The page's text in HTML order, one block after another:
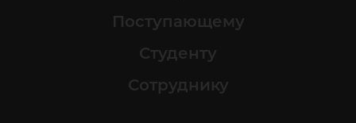
Поступающему
Студенту
Сотруднику